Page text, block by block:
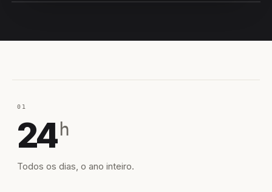
01
24 h
Todos os dias, o ano inteiro.